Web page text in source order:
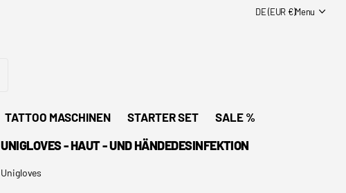
DE (EUR €)Menu
TATTOO MASCHINEN STARTER SET SALE %
UNIGLOVES - HAUT - UND HÄNDEDESINFEKTION
Unigloves